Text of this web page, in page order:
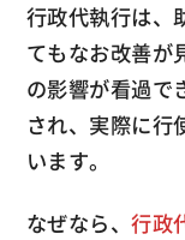
行政代執行は、
てもなお改善が
の影響が看過で
され、実際に行
います。
なぜなら、行政